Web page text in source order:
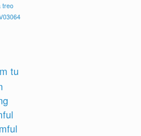
treo
tu